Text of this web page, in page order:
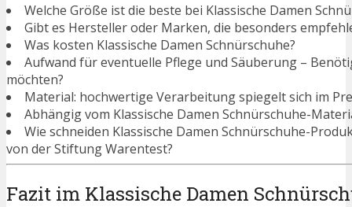
Welche Größe ist die beste bei Klassische Damen
Gibt es Hersteller oder Marken, die besonders
Was kosten Klassische Damen Schnürschuhe?
Aufwand für eventuelle Pflege und Säuberung –
möchten?
Material: hochwertige Verarbeitung spiegelt sich im
Abhängig vom Klassische Damen Schnürschuhe-
Wie schneiden Klassische Damen Schnürschuhe-
von der Stiftung Warentest?
Fazit im Klassische Damen